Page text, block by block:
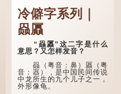
事，以「寥寥安期，虚质高
清」形容空虚无所事事。
唐代《艺文类聚》引晋
孙绰《表哀诗》：「寥寥空
堂，寂寂响户」...
冷僻字系列｜
赑屭
“赑屭”这二字是什么
意思？又怎样发音？
赑（粤音：鼻）屭（粤
音：器），是中国民间传说
中龙所生的九个儿子之一，
外形像龟。